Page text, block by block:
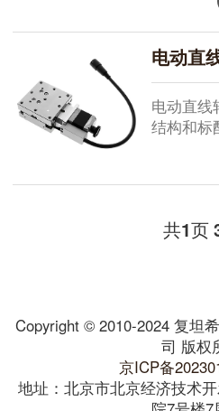
电动直线
结构和标
共1页
Copyright © 2010-2024 复坦
司 版权
京ICP备
地址：北京市北京经济技术